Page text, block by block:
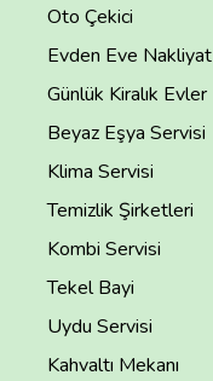
Oto Çekici
Evden Eve Nakliyat
Günlük Kiralık Evler
Beyaz Eşya Servisi
Klima Servisi
Temizlik Şirketleri
Kombi Servisi
Tekel Bayi
Uydu Servisi
Kahvaltı Mekanı